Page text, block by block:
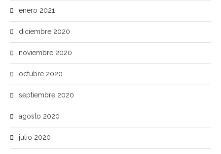
enero 2021
diciembre 2020
noviembre 2020
octubre 2020
septiembre 2020
agosto 2020
julio 2020